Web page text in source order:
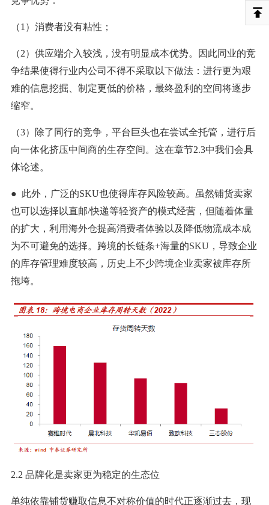
（1）消费者没有粘性；
（2）供应端介入较浅，没有明显成本优势。因此同业的竞
争结果使得行业内公司不得不采取以下做法：进行更为艰
难的信息挖掘、制定更低的价格，最终盈利的空间将逐步
缩窄。
（3）除了同行的竞争，平台巨头也在尝试全托管，进行后
向一体化挤压中间商的生存空间。这在章节2.3中我们会具
体论述。
● 此外，广泛的SKU也使得库存风险较高。虽然铺货卖家
也可以选择以直邮/快递等轻资产的模式经营，但随着体量
的扩大，利用海外仓提高消费者体验以及降低物流成本成
为不可避免的选择。跨境的长链条+海量的SKU，导致企业
的库存管理难度较高，历史上不少跨境企业卖家被库存所
拖垮。
2.2 品牌化是卖家更为稳定的生态位
单纯依靠铺货赚取信息不对称价值的时代正逐渐过去，现